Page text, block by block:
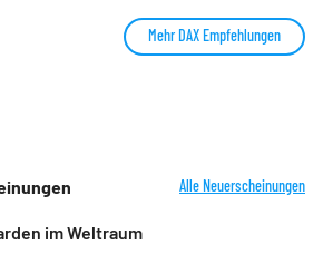
Mehr DAX Empfehlungen
Alle Neuerscheinungen
im Weltraum